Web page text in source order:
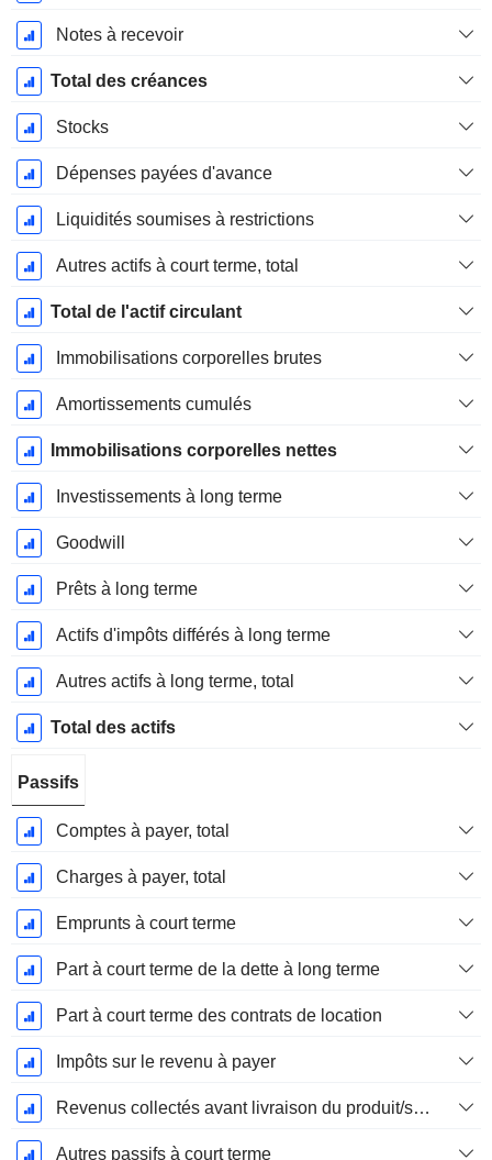
Notes à recevoir
Total des créances
Stocks
Dépenses payées d'avance
Liquidités soumises à restrictions
Autres actifs à court terme, total
Total de l'actif circulant
Immobilisations corporelles brutes
Amortissements cumulés
Immobilisations corporelles nettes
Investissements à long terme
Goodwill
Prêts à long terme
Actifs d'impôts différés à long terme
Autres actifs à long terme, total
Total des actifs
Passifs
Comptes à payer, total
Charges à payer, total
Emprunts à court terme
Part à court terme de la dette à long terme
Part à court terme des contrats de location
Impôts sur le revenu à payer
Revenus collectés avant livraison du produit/service
Autres passifs à court terme